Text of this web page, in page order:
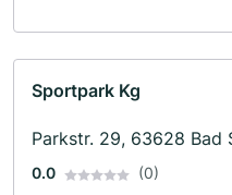
Sportpark Kg
Parkstr. 29, 63628 Bad
0.0 (0)